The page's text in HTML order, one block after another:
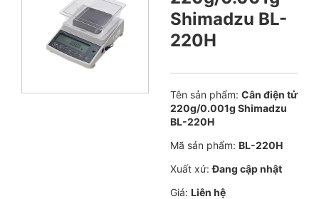
Shimadzu BL-
220H
Tên sản phẩm: Cân điện tử
220g/0.001g Shimadzu
BL-220H
Mã sản phẩm: BL-220H
Xuất xứ: Đang cập nhật
Giá: Liên hệ